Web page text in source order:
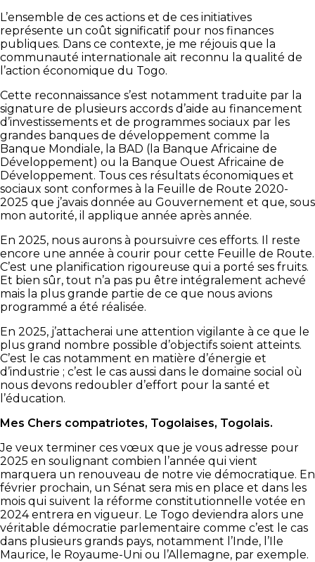
L’ensemble de ces actions et de ces initiatives
représente un coût significatif pour nos finances
publiques. Dans ce contexte, je me réjouis que la
communauté internationale ait reconnu la qualité de
l’action économique du Togo.
Cette reconnaissance s’est notamment traduite par la
signature de plusieurs accords d’aide au financement
d’investissements et de programmes sociaux par les
grandes banques de développement comme la
Banque Mondiale, la BAD (la Banque Africaine de
Développement) ou la Banque Ouest Africaine de
Développement. Tous ces résultats économiques et
sociaux sont conformes à la Feuille de Route 2020-
2025 que j’avais donnée au Gouvernement et que, sous
mon autorité, il applique année après année.
En 2025, nous aurons à poursuivre ces efforts. Il reste
encore une année à courir pour cette Feuille de Route.
C’est une planification rigoureuse qui a porté ses fruits.
Et bien sûr, tout n’a pas pu être intégralement achevé
mais la plus grande partie de ce que nous avions
programmé a été réalisée.
En 2025, j’attacherai une attention vigilante à ce que le
plus grand nombre possible d’objectifs soient atteints.
C’est le cas notamment en matière d’énergie et
d’industrie ; c’est le cas aussi dans le domaine social où
nous devons redoubler d’effort pour la santé et
l’éducation.
Mes Chers compatriotes, Togolaises, Togolais.
Je veux terminer ces vœux que je vous adresse pour
2025 en soulignant combien l’année qui vient
marquera un renouveau de notre vie démocratique. En
février prochain, un Sénat sera mis en place et dans les
mois qui suivent la réforme constitutionnelle votée en
2024 entrera en vigueur. Le Togo deviendra alors une
véritable démocratie parlementaire comme c’est le cas
dans plusieurs grands pays, notamment l’Inde, l’Ile
Maurice, le Royaume-Uni ou l’Allemagne, par exemple.